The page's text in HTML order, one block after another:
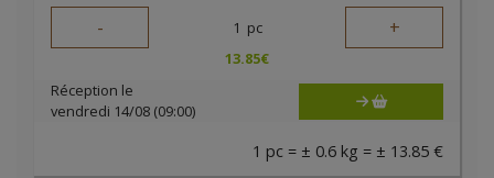
- 1 pc +
13.85€
Réception le
vendredi 14/08 (09:00)
1 pc = ± 0.6 kg = ± 13.85 €